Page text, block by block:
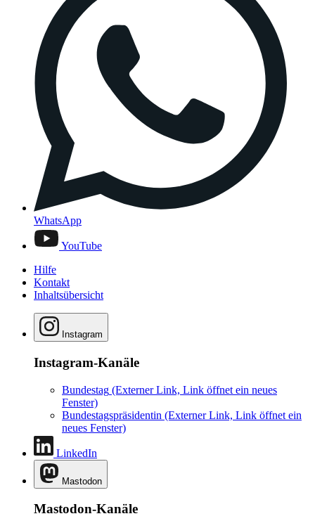
WhatsApp
YouTube
Hilfe
Kontakt
Inhaltsübersicht
Instagram
Instagram-Kanäle
Bundestag (Externer Link, Link öffnet ein neues
Fenster)
Bundestagspräsidentin (Externer Link, Link öffnet ein
neues Fenster)
LinkedIn
Mastodon
Mastodon-Kanäle